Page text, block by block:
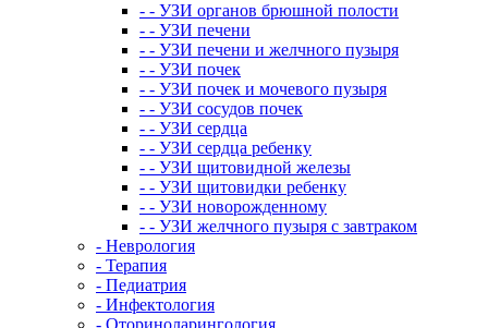
- - УЗИ органов брюшной полости
- - УЗИ печени
- - УЗИ печени и желчного пузыря
- - УЗИ почек
- - УЗИ почек и мочевого пузыря
- - УЗИ сосудов почек
- - УЗИ сердца
- - УЗИ сердца ребенку
- - УЗИ щитовидной железы
- - УЗИ щитовидки ребенку
- - УЗИ новорожденному
- - УЗИ желчного пузыря с завтраком
- Неврология
- Терапия
- Педиатрия
- Инфектология
- Оториноларингология